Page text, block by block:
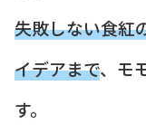
失敗しない食紅
イデアまで、モ
す。